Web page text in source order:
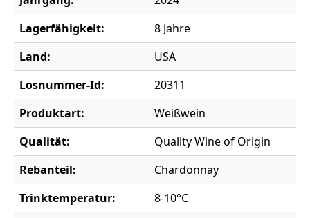
Lagerfähigkeit:
8 Jahre
Land:
USA
Losnummer-Id:
20311
Produktart:
Weißwein
Qualität:
Quality Wine of Origin
Rebanteil:
Chardonnay
Trinktemperatur:
8-10°C